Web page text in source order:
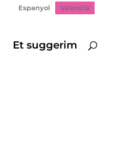
Espanyol Valencià
Et suggerim